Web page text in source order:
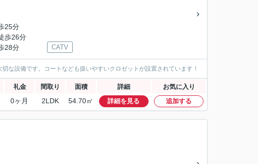
25分
歩26分
28分 CATV
な設備です。コートなども扱いやすいクロゼットが設置されています！
礼金 間取り 面積 詳細 お気に入り
0ヶ月 2LDK 54.70㎡ 詳細を見る 追加する